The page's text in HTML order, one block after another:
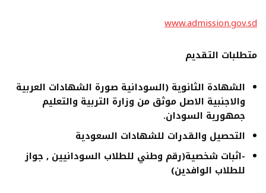
www.admission.gov.sd
متطلبات التقديم
الشهادة الثانوية (السودانية صورة الشهادات العربية
والاجنبية الاصل موثق من وزارة التربية والتعليم
جمهورية السودان.
التحصيل والقدرات للشهادات السعودية
-اثبات شخصية(رقم وطني للطلاب السودانيين , جواز
للطلاب الوافدين)